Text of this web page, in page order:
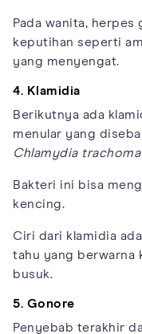
Pada wanita,
keputihan seperti
yang menyengat.
4. Klamidia
Berikutnya ada
menular yang
Chlamydia
Bakteri ini bisa
kencing.
Ciri dari klamidia
tahu yang berwarna
busuk.
5. Gonore
Penyebab terakhir